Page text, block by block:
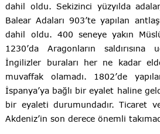
dahil oldu. Sekizinci yüzyılda
Balear Adaları 903’te yapılan
dahil oldu. 400 seneye yakın
1230’da Aragonların
İngilizler buraları her ne kadar
muvaffak olamadı. 1802’de
İspanya’ya bağlı bir eyalet haline
bir eyaleti durumundadır. Ticaret
Akdeniz’in son derece önemli